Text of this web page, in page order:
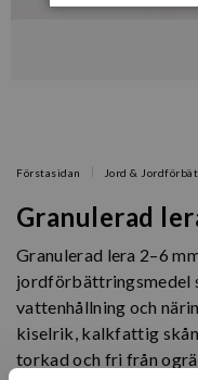
Förstasidan Jord &
Granulerad
Granulerad lera 2–6
jordförbättringsmedel
vattenhållning och
kiselrik, kalkfattig
torkad och fri från